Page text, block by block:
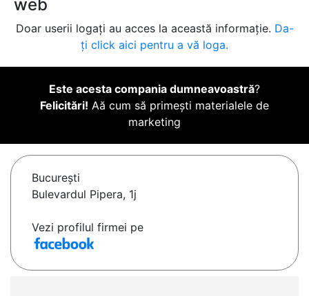
web
Doar userii logați au acces la această informație. Da-
ți click aici pentru a vă loga.
Este acesta compania dumneavoastră?
Felicitări! Aă cum să primești materialele de
marketing
Bucureşti
Bulevardul Pipera, 1j
Vezi profilul firmei pe